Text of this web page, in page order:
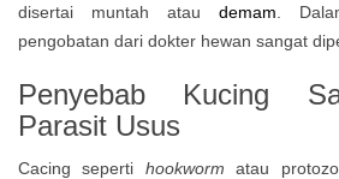
disertai muntah atau demam .
pengobatan dari dokter hewan sangat
Penyebab Kucing
Parasit Usus
Cacing seperti hookworm atau